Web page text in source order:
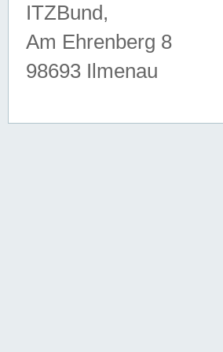
ITZBund,
Am Ehrenberg 8
98693 Ilmenau